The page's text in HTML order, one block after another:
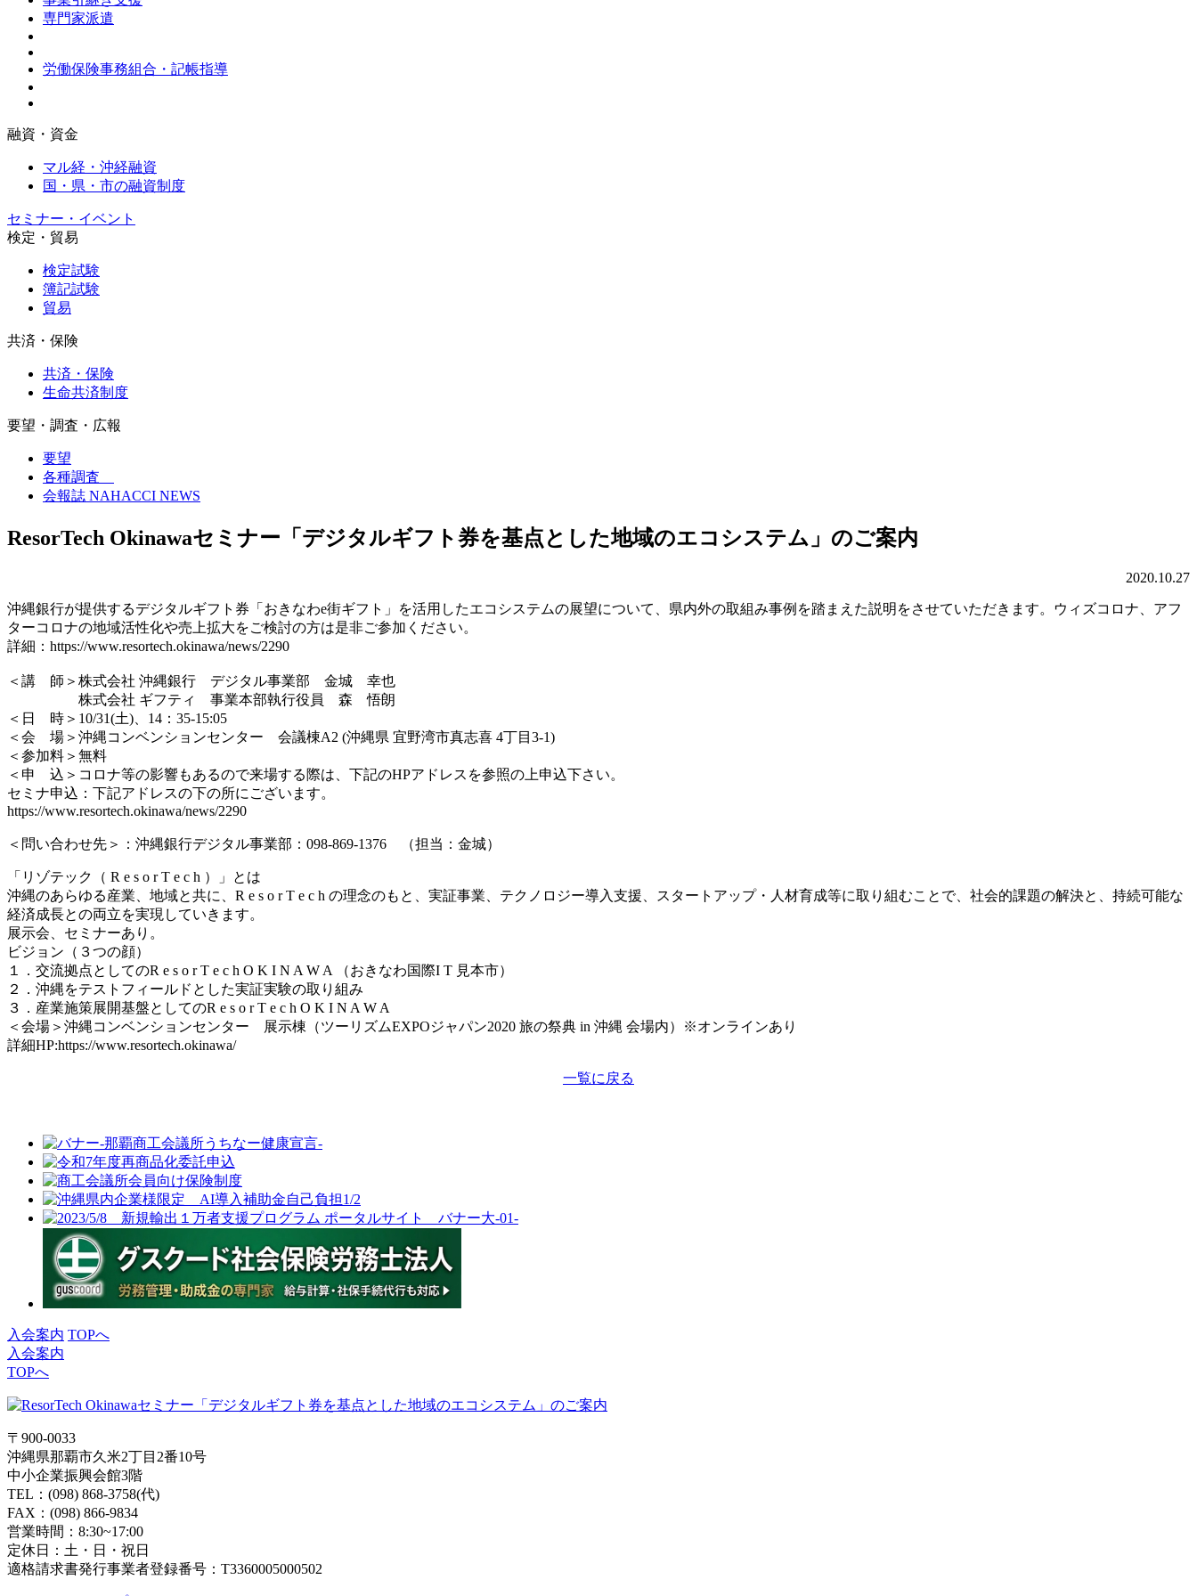
専門家派遣
労働保険事務組合・記帳指導
融資・資金
マル経・沖経融資
国・県・市の融資制度
セミナー・イベント
検定・貿易
検定試験
簿記試験
貿易
共済・保険
共済・保険
生命共済制度
要望・調査・広報
要望
各種調査
会報誌 NAHACCI NEWS
ResorTech Okinawaセミナー「デジタルギフト券を基点とした地域のエコシステム」のご案内
2020.10.27
沖縄銀行が提供するデジタルギフト券「おきなわe街ギフト」を活用したエコシステムの展望について、県内外の取組み事例を踏まえた説明をさせていただきます。ウィズコロナ、アフ
ターコロナの地域活性化や売上拡大をご検討の方は是非ご参加ください。
詳細：https://www.resortech.okinawa/news/2290
＜講 師＞株式会社 沖縄銀行 デジタル事業部 金城 幸也
株式会社 ギフティ 事業本部執行役員 森 悟朗
＜日 時＞10/31(土)、14：35-15:05
＜会 場＞沖縄コンベンションセンター 会議棟A2 (沖縄県 宜野湾市真志喜 4丁目3-1)
＜参加料＞無料
＜申 込＞コロナ等の影響もあるので来場する際は、下記のHPアドレスを参照の上申込下さい。
セミナ申込：下記アドレスの下の所にございます。
https://www.resortech.okinawa/news/2290
＜問い合わせ先＞：沖縄銀行デジタル事業部：098-869-1376 （担当：金城）
「リゾテック（ R e s o r T e c h ）」とは
沖縄のあらゆる産業、地域と共に、R e s o r T e c h の理念のもと、実証事業、テクノロジー導入支援、スタートアップ・人材育成等に取り組むことで、社会的課題の解決と、持続可能な
経済成長との両立を実現していきます。
展示会、セミナーあり。
ビジョン（３つの顔）
１．交流拠点としてのR e s o r T e c h O K I N A W A （おきなわ国際I T 見本市）
２．沖縄をテストフィールドとした実証実験の取り組み
３．産業施策展開基盤としてのR e s o r T e c h O K I N A W A
＜会場＞沖縄コンベンションセンター 展示棟（ツーリズムEXPOジャパン2020 旅の祭典 in 沖縄 会場内）※オンラインあり
詳細HP:https://www.resortech.okinawa/
一覧に戻る
入会案内 TOPへ
入会案内
TOPへ
〒900-0033
沖縄県那覇市久米2丁目2番10号
中小企業振興会館3階
TEL：(098) 868-3758(代)
FAX：(098) 866-9834
営業時間：8:30~17:00
定休日：土・日・祝日
適格請求書発行事業者登録番号：T3360005000502